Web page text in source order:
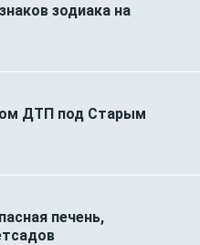
зодиака на
ДТП под Старым
печень,